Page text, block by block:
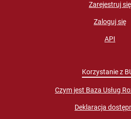
Zarejestruj się
Zaloguj się
API
Korzystanie z
Czym jest Baza Usług
Deklaracja